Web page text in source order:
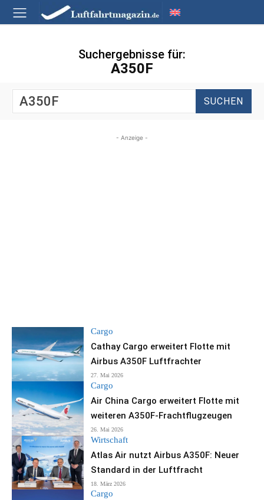
Suchergebnisse für:
A350F
SUCHEN
- Anzeige -
Cargo
Cathay Cargo erweitert Flotte mit
Airbus A350F Luftfrachter
27. Mai 2026
Cargo
Air China Cargo erweitert Flotte mit
weiteren A350F-Frachtflugzeugen
26. Mai 2026
Wirtschaft
Atlas Air nutzt Airbus A350F: Neuer
Standard in der Luftfracht
18. März 2026
Cargo